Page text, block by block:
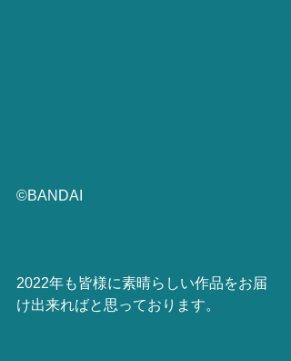
©BANDAI
2022年も皆様に素晴らしい作品をお届
け出来ればと思っております。